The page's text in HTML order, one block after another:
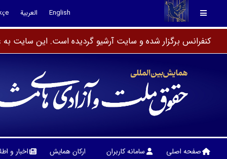
English العربية
کنفرانس برگزار شده و سایت آرشیو گردیده است. این سایت به
صفحه اصلی سامانه کاربران ارکان همایش اخبار و